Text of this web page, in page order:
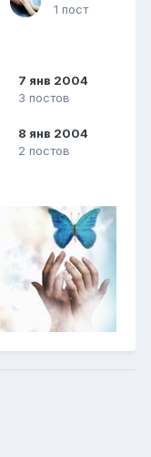
1 пост
7 янв 2004
3 постов
8 янв 2004
2 постов